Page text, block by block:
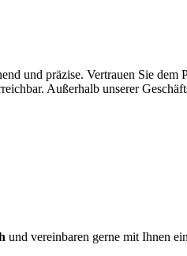
und präzise. Vertrauen Sie dem
Außerhalb unserer
und vereinbaren gerne mit Ihnen